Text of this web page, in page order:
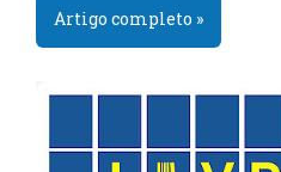
Artigo completo »